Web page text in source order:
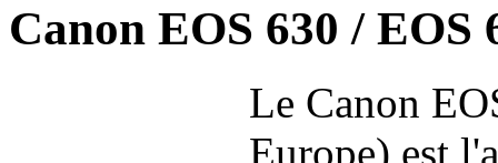
Canon EOS 630 / EOS
Le Canon
Europe) est